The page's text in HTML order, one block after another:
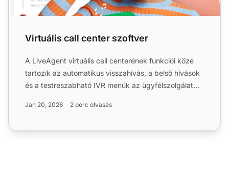
Virtuális call center szoftver
A LiveAgent virtuális call centerének funkciói közé
tartozik az automatikus visszahívás, a belső hívások
és a testreszabható IVR menük az ügyfélszolgálat
Jan 20, 2026 2 perc olvasás